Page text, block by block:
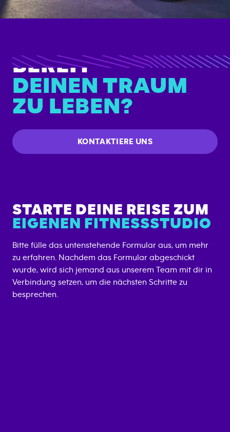
BEREIT
DEINEN TRAUM
ZU LEBEN?
KONTAKTIERE UNS
STARTE DEINE REISE ZUM
EIGENEN FITNESSSTUDIO
Bitte fülle das untenstehende Formular aus, um mehr
zu erfahren. Nachdem das Formular abgeschickt
wurde, wird sich jemand aus unserem Team mit dir in
Verbindung setzen, um die nächsten Schritte zu
besprechen.